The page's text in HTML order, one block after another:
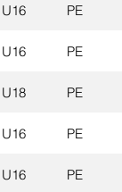
U16 PE
U16 PE
U18 PE
U16 PE
U16 PE